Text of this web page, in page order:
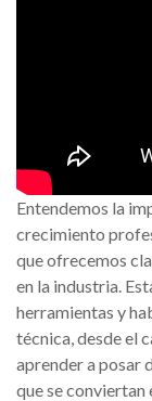
Entendemos la
crecimiento
que ofrecemos
en la industria.
herramientas y
técnica, desde el
aprender a posar
que se conviertan